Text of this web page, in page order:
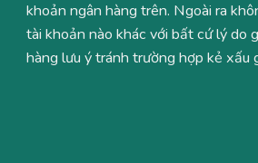
khoản ngân hàng trên. Ngoài ra
tài khoản nào khác với bất cứ lý do
hàng lưu ý tránh trường hợp kẻ xấu